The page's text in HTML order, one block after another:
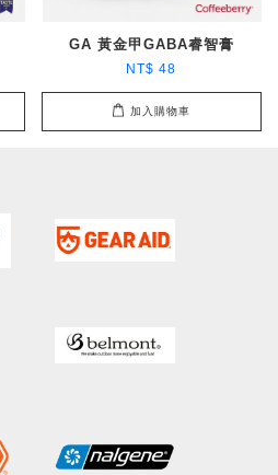
GA 黃金甲GABA睿智膏
NT$ 48
加入購物車